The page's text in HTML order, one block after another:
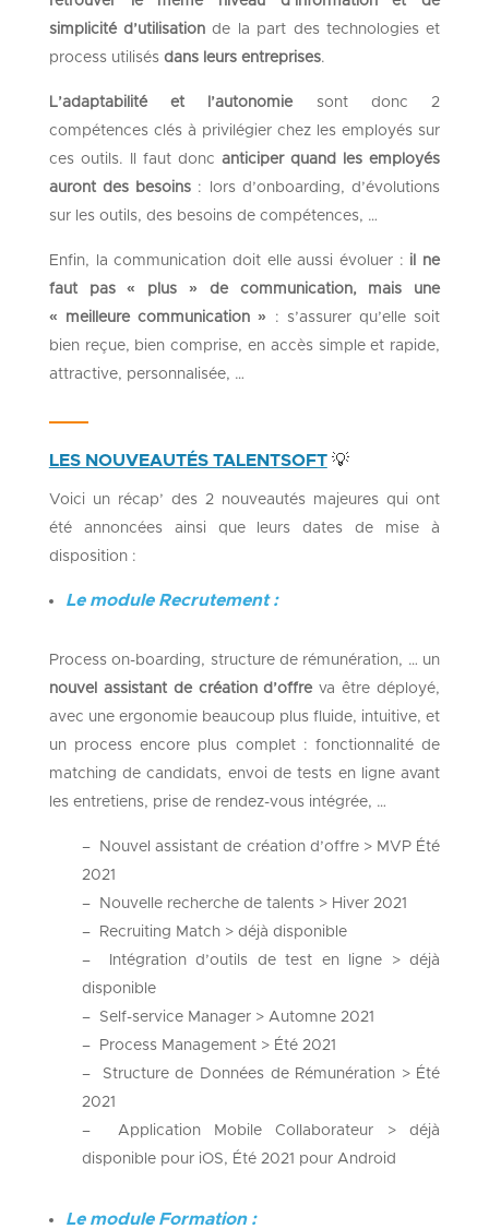
simplicité d’utilisation de la part des technologies et
process utilisés dans leurs entreprises.
L’adaptabilité et l’autonomiesont donc 2
compétences clés à privilégier chez les employés sur
ces outils. Il faut doncanticiper quand les employés
auront des besoins : lors d’onboarding, d’évolutions
sur les outils, des besoins de compétences, …
Enfin, la communication doit elle aussi évoluer : il ne
faut pas « plus » de communication, mais une
« meilleure communication »
: s’assurer qu’elle soit
bien reçue, bien comprise, en accès simple et rapide,
attractive, personnalisée, …
LES NOUVEAUTÉS TALENTSOFT 💡
Voici un récap’ des 2 nouveautés majeures qui ont
été annoncées ainsi que leurs dates de mise à
disposition :
Le module Recrutement :
Process on-boarding, structure de rémunération, … un
nouvel assistant de création d’offreva être déployé,
avec une ergonomie beaucoup plus fluide, intuitive, et
un process encore plus complet : fonctionnalité de
matching de candidats, envoi de tests en ligne avant
les entretiens, prise de rendez-vous intégrée, …
– Nouvel assistant de création d’offre > MVP Été
2021
– Nouvelle recherche de talents > Hiver 2021
– Recruiting Match > déjà disponible
– Intégration d’outils de test en ligne > déjà
disponible
– Self-service Manager > Automne 2021
– Process Management > Été 2021
– Structure de Données de Rémunération > Été
2021
– Application Mobile Collaborateur > déjà
disponible pour iOS, Été 2021 pour Android
Le module Formation :